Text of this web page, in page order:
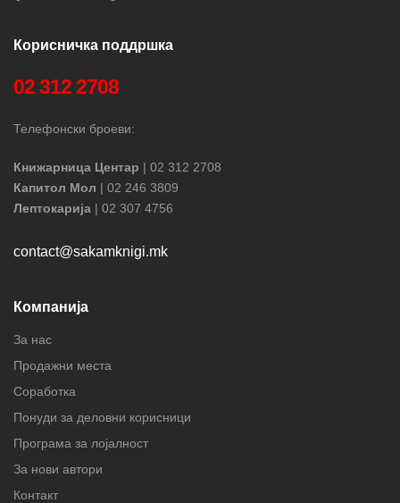
Корисничка поддршка
02 312 2708
Телефонски броеви:
Книжарница Центар | 02 312 2708
Капитол Мол | 02 246 3809
Лептокарија | 02 307 4756
contact@sakamknigi.mk
Компанија
За нас
Продажни места
Соработка
Понуди за деловни корисници
Програма за лојалност
За нови автори
Контакт